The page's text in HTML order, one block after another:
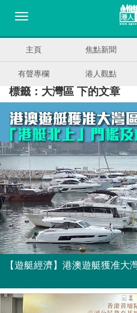
主頁 焦點新聞
有聲專欄 港人觀點
標籤：大灣區 下的文章